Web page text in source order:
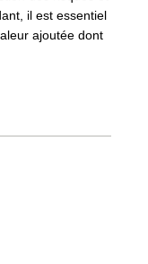
il est essentiel
ajoutée dont